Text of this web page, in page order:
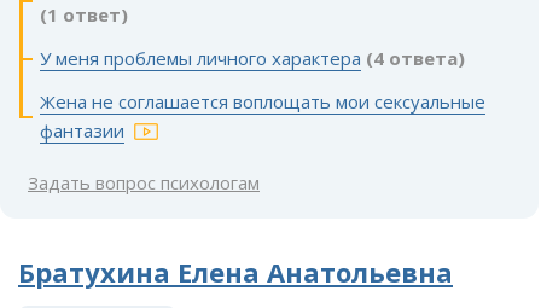
(1 ответ)
У меня проблемы личного характера (4 ответа)
Жена не соглашается воплощать мои сексуальные
фантазии
Задать вопрос психологам
Братухина Елена Анатольевна